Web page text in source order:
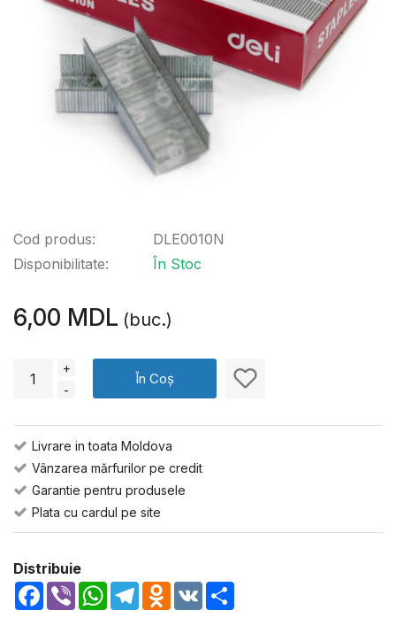
Cod produs:
Disponibilitate:
DLE0010N
În Stoc
6,00 MDL (buc.)
+
-
În Coș
Livrare in toata Moldova
Vânzarea mărfurilor pe credit
Garantie pentru produsele
Plata cu cardul pe site
Distribuie
Facebook
Viber WhatsApp
TelegramOdnoklassniki
VK